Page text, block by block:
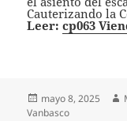
Cauterizando la
Leer:cp063
Publicado
el
mayo 8, 2025
Vanbasco